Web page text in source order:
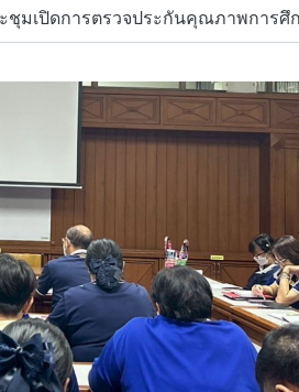
เปิดการตรวจประกันคุณภาพการศึก